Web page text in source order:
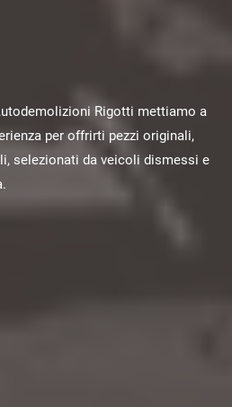
Rigotti mettiamo a
per offrirti pezzi originali,
selezionati da veicoli dismessi e